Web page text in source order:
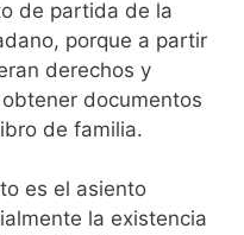
de partida de la
porque a partir
derechos y
documentos
de familia.
es el asiento
la existencia